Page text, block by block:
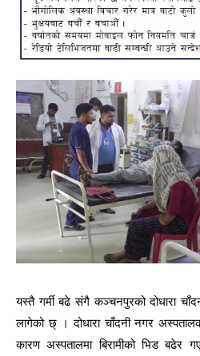
यस्तै गर्मी बढे संगै कञ्चनपुरको दोधारा
लागेको छ् । दोधारा चाँदनी नगर
कारण अस्पतालमा बिरामीको भिड बढेर